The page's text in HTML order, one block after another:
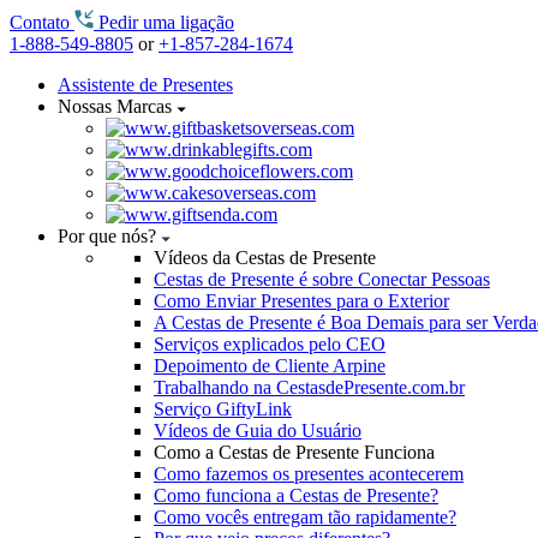
Contato
Pedir uma ligação
1-888-549-8805 or+1-857-284-1674
Assistente de Presentes
Nossas Marcas
Por que nós?
Vídeos da Cestas de Presente
Cestas de Presente é sobre Conectar Pessoas
Como Enviar Presentes para o Exterior
A Cestas de Presente é Boa Demais para ser
Serviços explicados pelo CEO
Depoimento de Cliente Arpine
Trabalhando na CestasdePresente.com.br
Serviço GiftyLink
Vídeos de Guia do Usuário
Como a Cestas de Presente Funciona
Como fazemos os presentes acontecerem
Como funciona a Cestas de Presente?
Como vocês entregam tão rapidamente?